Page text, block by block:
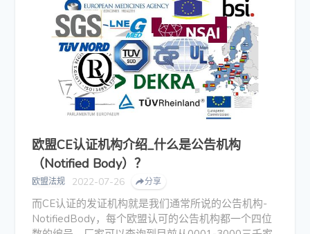
欧盟CE认证机构介绍_什么是公告机构
（Notified Body）？
欧盟法规 2022-07-26 分享
而CE认证的发证机构就是我们通常所说的公告机构-
NotifiedBody，每个欧盟认可的公告机构都一个四位